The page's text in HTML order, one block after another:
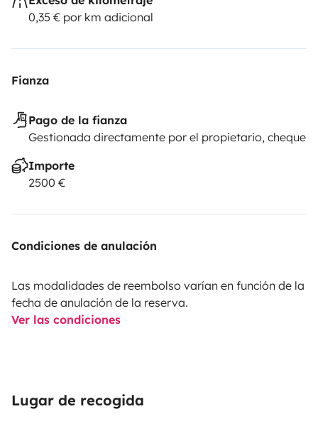
0,35 € por km adicional
Fianza
Pago de la fianza
Gestionada directamente por el propietario, cheque
Importe
2500 €
Condiciones de anulación
Las modalidades de reembolso varían en función de la
fecha de anulación de la reserva.
Ver las condiciones
Lugar de recogida